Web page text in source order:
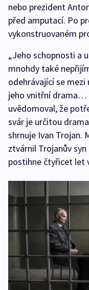
nebo prezident
před amputací. Po
vykonstruovaném
„Jeho schopnosti a
mnohdy také
odehrávající se
jeho vnitřní drama…
uvědomoval, že
svár je určitou
shrnuje Ivan Trojan.
ztvárnil Trojanův
postihne čtyřicet let